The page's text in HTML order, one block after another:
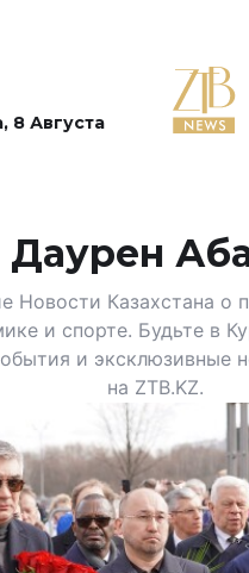
8 Августа
Даурен
Новости Казахстана о
и спорте. Будьте в
и эксклюзивные
на ZTB.KZ.